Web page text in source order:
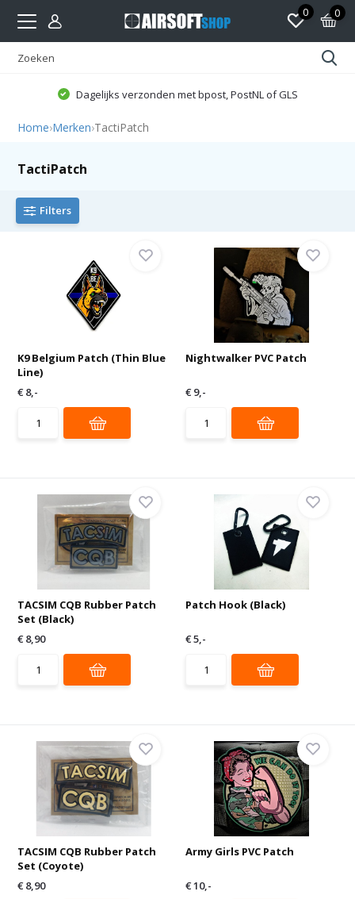
0 0
Dagelijks verzonden met bpost, PostNL of GLS
Home›Merken›TactiPatch
TactiPatch
Filters
K9 Belgium Patch (Thin Blue
Line)
€ 8,-
Nightwalker PVC Patch
€ 9,-
TACSIM CQB Rubber Patch
Set (Black)
€ 8,90
Patch Hook (Black)
€ 5,-
TACSIM CQB Rubber Patch
Set (Coyote)
€ 8,90
Army Girls PVC Patch
€ 10,-